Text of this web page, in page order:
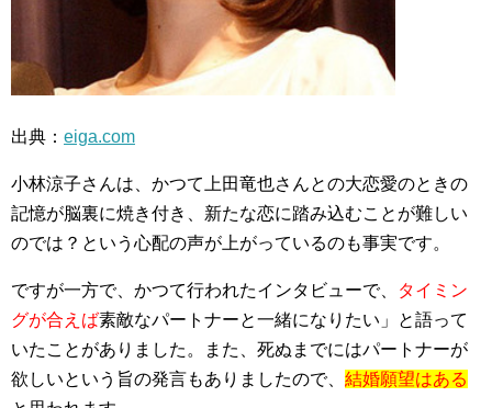
出典： eiga.com
小林涼子さんは、かつて上田竜也さんとの大恋愛のときの
記憶が脳裏に焼き付き、新たな恋に踏み込むことが難しい
のでは？という心配の声が上がっているのも事実です。
ですが一方で、かつて行われたインタビューで、
タイミン
グが合えば素敵なパートナーと一緒になりたい」と語って
いたことがありました。また、死ぬまでにはパートナーが
欲しいという旨の発言もありましたので、 結婚願望はある